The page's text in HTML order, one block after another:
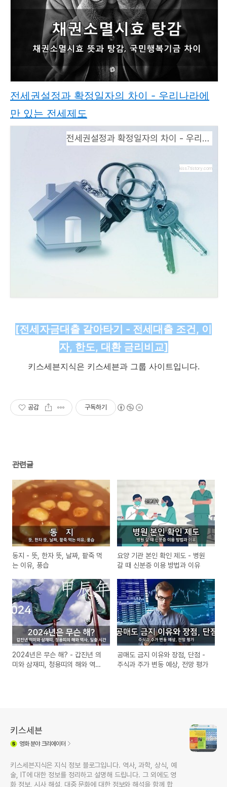
전세권설정과 확정일자의 차이 - 우리나라에
만 있는 전세제도
전세권설정과 확정일자의 차이 - 우리나라에만 있는 전세제도
kiss7.tistory.com
[전세자금대출 갈아타기 - 전세대출 조건, 이
자, 한도, 대환 금리비교]
키스세븐지식은 키스세븐과 그룹 사이트입니다.
공감 구독하기
관련글
동지 - 뜻, 한자 뜻, 날짜, 팥죽 먹
는 이유, 풍습
요양 기관 본인 확인 제도 - 병원
갈 때 신분증 이용 방법과 이유​
2024년은 무슨 해? - 갑진년 의
미와 삼재띠, 청용띠의 해와 역사,
공매도 금지 이유와 장점, 단점 -
주식과 주가 변동 예상, 전망 평가
키스세븐
영화분야 크리에이터
키스세븐지식은 지식 정보 블로그입니다. 역사, 과학, 상식, 예
술, IT에 대한 정보를 정리하고 설명해 드립니다. 그 외에도 영
화 정보, 시사 해설, 대중 문화에 대한 정보와 해석을 함께 합